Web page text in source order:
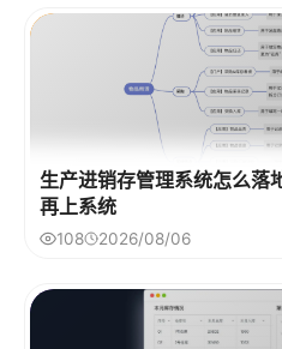
生产进销存管理系统怎么落
再上系统
108 2026/08/06